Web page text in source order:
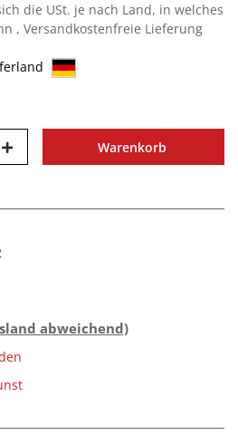
die USt. je nach Land, in welches
, Versandkostenfreie Lieferung
Warenkorb
abweichend)